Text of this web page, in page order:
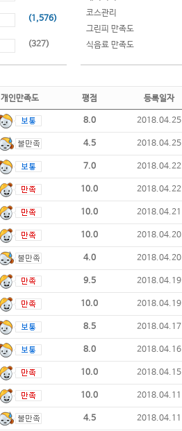
(1,576)
(327)
코스관리
그린피 만족도
식음료 만족도
개인만족도 평점 등록일자
8.0 2018.04.25
4.5 2018.04.25
7.0 2018.04.22
10.0 2018.04.22
10.0 2018.04.21
10.0 2018.04.20
4.0 2018.04.20
9.5 2018.04.19
10.0 2018.04.19
8.5 2018.04.17
8.0 2018.04.16
10.0 2018.04.15
10.0 2018.04.11
4.5 2018.04.11